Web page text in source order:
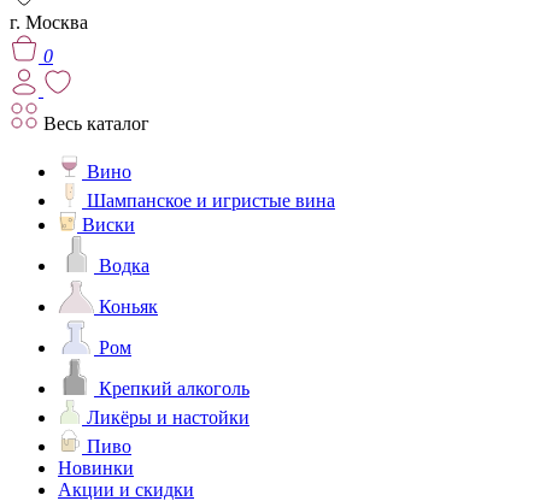
г. Москва
0
Весь каталог
Вино
Шампанское и игристые вина
Виски
Водка
Коньяк
Ром
Крепкий алкоголь
Ликёры и настойки
Пиво
Новинки
Акции и скидки